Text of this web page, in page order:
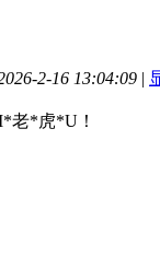
2-16 13:04:09 |
老*虎*U！